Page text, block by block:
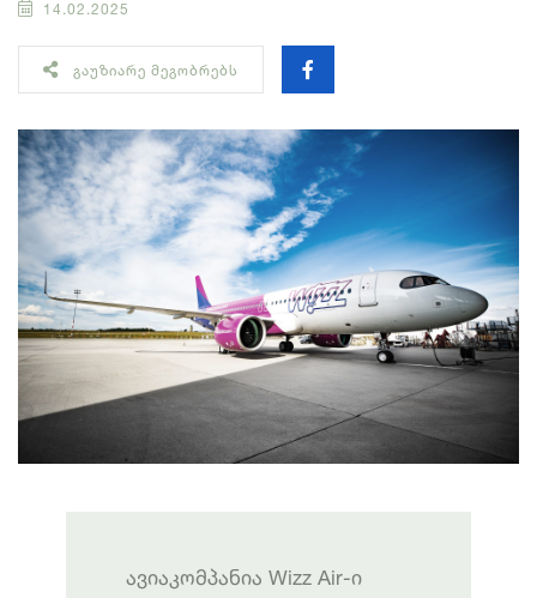
14.02.2025
ᲒᲐᲣᲖᲘᲐᲠᲔ ᲛᲔᲒᲝᲑᲠᲔᲑᲡ
ავიაკომპანია Wizz Air-ი